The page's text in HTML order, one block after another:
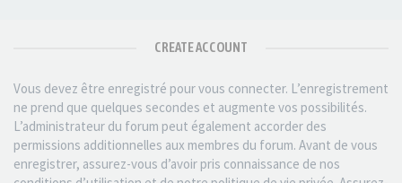
CREATE ACCOUNT
Vous devez être enregistré pour vous connecter. L’enregistrement
ne prend que quelques secondes et augmente vos possibilités.
L’administrateur du forum peut également accorder des
permissions additionnelles aux membres du forum. Avant de vous
enregistrer, assurez-vous d’avoir pris connaissance de nos